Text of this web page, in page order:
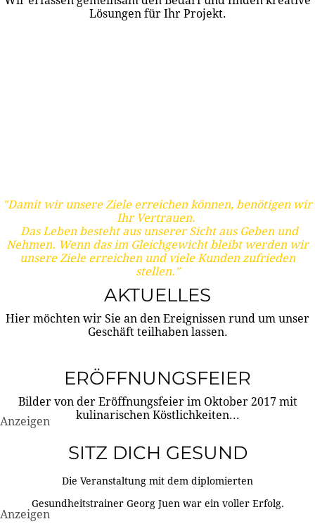
Lösungen für Ihr Projekt.
"Damit wir unsere Ziele erreichen können, benötigen wir
Ihr Vertrauen.
Das Leben besteht aus unserer Sicht aus Geben und
Nehmen. Wenn das im Gleichgewicht bleibt werden wir
unsere Ziele erreichen und viele Kunden zufrieden
stellen."
AKTUELLES
Hier möchten wir Sie an den Ereignissen rund um unser
Geschäft teilhaben lassen.
ERÖFFNUNGSFEIER
Bilder von der Eröffnungsfeier im Oktober 2017 mit
kulinarischen Köstlichkeiten...
Anzeigen
SITZ DICH GESUND
Die Veranstaltung mit dem diplomierten
Gesundheitstrainer Georg Juen war ein voller Erfolg.
Anzeigen